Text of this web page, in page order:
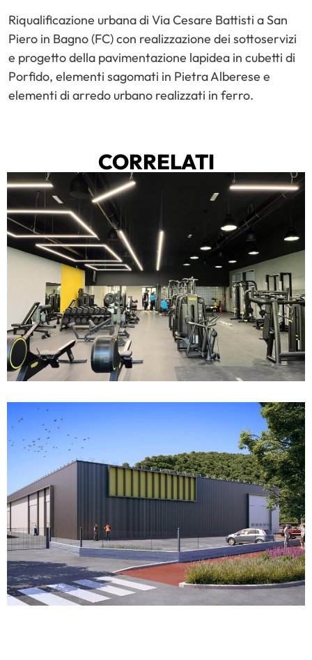
Riqualificazione urbana di Via Cesare Battisti a San
Piero in Bagno (FC) con realizzazione dei sottoservizi
e progetto della pavimentazione lapidea in cubetti di
Porfido, elementi sagomati in Pietra Alberese e
elementi di arredo urbano realizzati in ferro.
CORRELATI